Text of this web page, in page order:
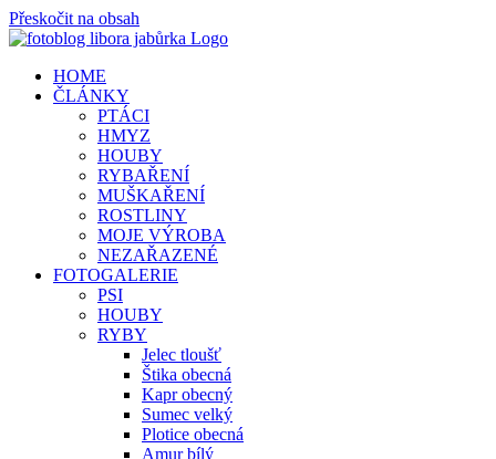
Přeskočit na obsah
HOME
ČLÁNKY
PTÁCI
HMYZ
HOUBY
RYBAŘENÍ
MUŠKAŘENÍ
ROSTLINY
MOJE VÝROBA
NEZAŘAZENÉ
FOTOGALERIE
PSI
HOUBY
RYBY
Jelec tloušť
Štika obecná
Kapr obecný
Sumec velký
Plotice obecná
Amur bílý